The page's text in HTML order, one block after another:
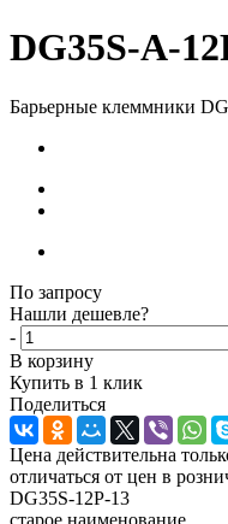
DG35S-A-
Барьерные клеммники
По запросу
Нашли дешевле?
-
В корзину
Купить в 1 клик
Поделиться
Цена действительна
отличаться от цен в
DG35S-12P-13
старое наименование